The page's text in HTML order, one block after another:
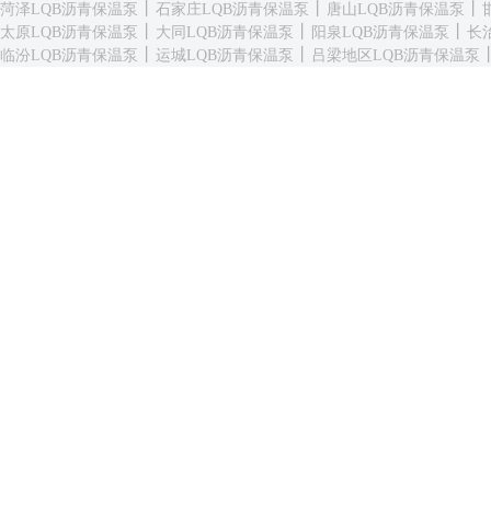
菏泽LQB沥青保温泵
石家庄LQB沥青保温泵 唐山LQB沥青保温泵
太原LQB沥青保温泵
大同LQB沥青保温泵 阳泉LQB沥青保温泵
长
临汾LQB沥青保温泵
运城LQB沥青保温泵 吕梁地区LQB沥青保温泵